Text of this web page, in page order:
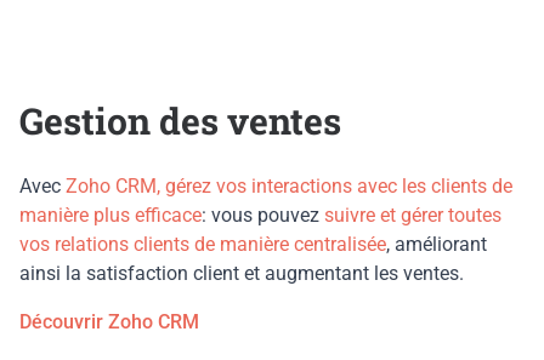
Gestion des ventes
Avec Zoho CRM, gérez vos interactions avec les clients de
manière plus efficace: vous pouvez suivre et gérer toutes
vos relations clients de manière centralisée, améliorant
ainsi la satisfaction client et augmentant les ventes.
Découvrir Zoho CRM